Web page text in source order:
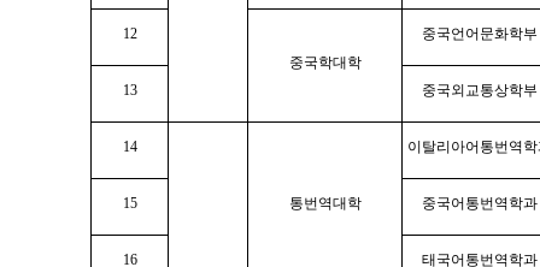
12
중국학대학
중국언어문화학부
13 중국외교통상학부
14
통번역대학
이탈리아어통번역학
15 중국어통번역학과
16 태국어통번역학과